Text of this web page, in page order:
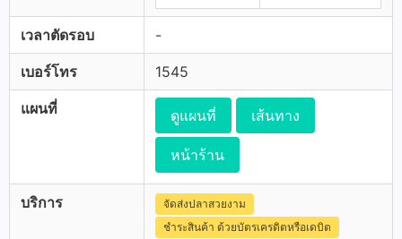
เวลาตัดรอบ -
เบอร์โทร 1545
แผนที่ ดูแผนที่ เส้นทาง
หน้าร้าน
บริการ
จัดส่งปลาสวยงาม
ชำระสินค้า ด้วยบัตรเครดิตหรือเดบิต